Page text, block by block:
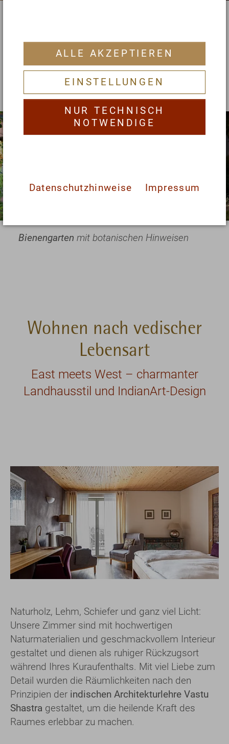
ALLE AKZEPTIEREN
EINSTELLUNGEN
NUR TECHNISCH
NOTWENDIGE
Datenschutzhinweise Impressum
Rundgang durch den Garten
Bienengartenmit botanischen Hinweisen
Wohnen nach vedischer
Lebensart
East meets West – charmanter
Landhausstil und IndianArt-Design
Naturholz, Lehm, Schiefer und ganz viel Licht:
Unsere Zimmer sind mit hochwertigen
Naturmaterialien und geschmackvollem Interieur
gestaltet und dienen als ruhiger Rückzugsort
während Ihres Kuraufenthalts. Mit viel Liebe zum
Detail wurden die Räumlichkeiten nach den
Prinzipien der indischen Architekturlehre Vastu
Shastra gestaltet, um die heilende Kraft des
Raumes erlebbar zu machen.